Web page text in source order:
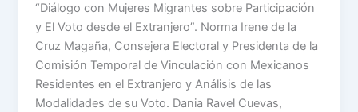
“Diálogo con Mujeres Migrantes sobre Participación
y El Voto desde el Extranjero”. Norma Irene de la
Cruz Magaña, Consejera Electoral y Presidenta de la
Comisión Temporal de Vinculación con Mexicanos
Residentes en el Extranjero y Análisis de las
Modalidades de su Voto. Dania Ravel Cuevas,